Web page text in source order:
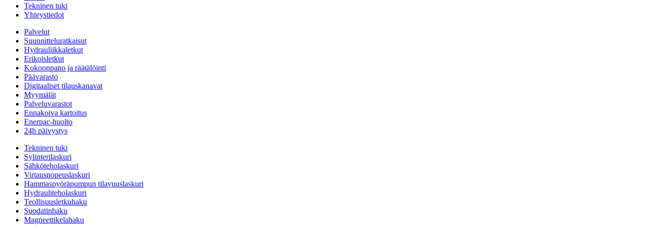
Tekninen tuki
Yhteystiedot
Palvelut
Suunnitteluratkaisut
Hydrauliikkaletkut
Erikoisletkut
Kokoonpano ja räätälöinti
Päävarasto
Digitaaliset tilauskanavat
Myymälät
Palveluvarastot
Ennakoiva kartoitus
Enerpac-huolto
24h päivystys
Tekninen tuki
Sylinterilaskuri
Sähköteholaskuri
Virtausnopeuslaskuri
Hammaspyöräpumpun tilavuuslaskuri
Hydrauliteholaskuri
Teollisuusletkuhaku
Suodatinhaku
Magneettikelahaku